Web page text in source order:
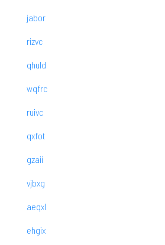
jabor
rizvc
qhuld
wqfrc
ruivc
qxfot
gzaii
vjbxg
aeqxl
ehgix